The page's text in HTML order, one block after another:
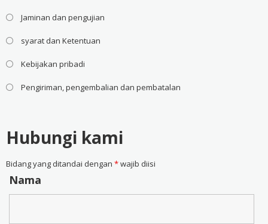
Jaminan dan pengujian
syarat dan Ketentuan
Kebijakan pribadi
Pengiriman, pengembalian dan pembatalan
Hubungi kami
Bidang yang ditandai dengan *wajib diisi
Nama